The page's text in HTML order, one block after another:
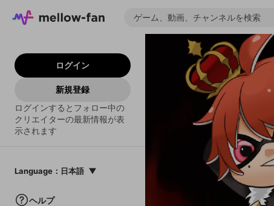
ログイン
新規登録
ログインするとフォロー中の
クリエイターの最新情報が表
示されます
Language ： 日本語
ヘルプ